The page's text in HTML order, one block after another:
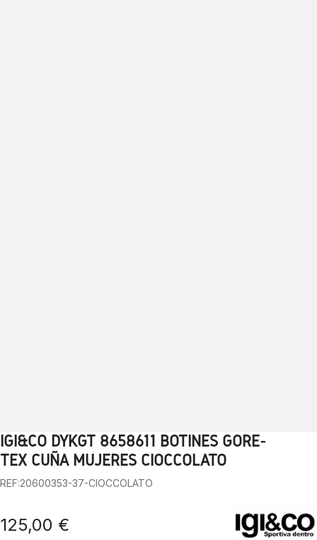
1 2 4 5 6 7 8 9 10
IGI&CO DYKGT 8658611 BOTINES GORE-
TEX CUÑA MUJERES CIOCCOLATO
REF:20600353-37-CIOCCOLATO
125,00 €